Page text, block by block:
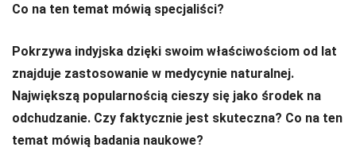
Co na ten temat mówią specjaliści?
Pokrzywa indyjska dzięki swoim właściwościom od lat
znajduje zastosowanie w medycynie naturalnej.
Największą popularnością cieszy się jako środek na
odchudzanie. Czy faktycznie jest skuteczna? Co na ten
temat mówią badania naukowe?